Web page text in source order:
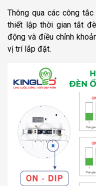
Thông qua các công
thiết lập thời gian tắt
động và điều chỉnh
vị trí lắp đặt.